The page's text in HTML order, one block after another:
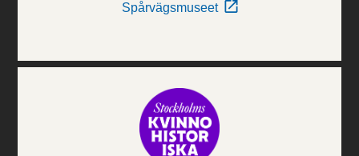
Spårvägsmuseet